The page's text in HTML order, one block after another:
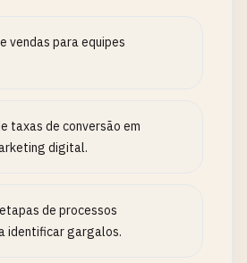
vendas para equipes
taxas de conversão em
digital.
de processos
identificar gargalos.